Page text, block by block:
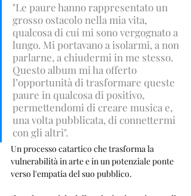
"Le paure hanno rappresentato un
grosso ostacolo nella mia vita,
qualcosa di cui mi sono vergognato a
lungo. Mi portavano a isolarmi, a non
parlarne, a chiudermi in me stesso.
Questo album mi ha offerto
l’opportunità di trasformare queste
paure in qualcosa di positivo,
permettendomi di creare musica e,
una volta pubblicata, di connettermi
con gli altri".
Un processo catartico che trasforma la
vulnerabilità in arte e in un potenziale ponte
verso l'empatia del suo pubblico.